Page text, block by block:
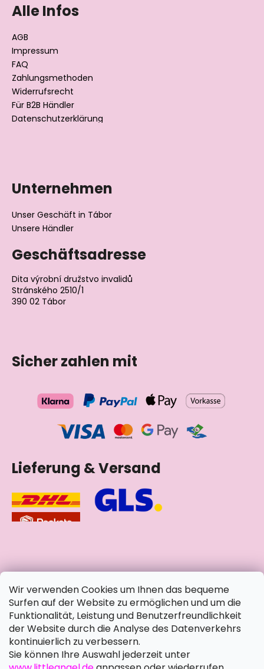
Wir verwenden Cookies um Ihnen das bequeme
Surfen auf der Website zu ermöglichen und um die
Funktionalität, Leistung und Benutzerfreundlichkeit
der Website durch die Analyse des Datenverkehrs
kontinuierlich zu verbessern.
Sie können Ihre Auswahl jederzeit unter
Alle Infos
AGB
Impressum
FAQ
Zahlungsmethoden
Widerrufsrecht
Für B2B Händler
Datenschutzerklärung
Unternehmen
Unser Geschäft in Tábor
Unsere Händler
Geschäftsadresse
Dita výrobní družstvo invalidů
Stránského 2510/1
390 02 Tábor
Sicher zahlen mit
Lieferung & Versand
soziale Netzwerke